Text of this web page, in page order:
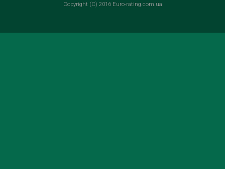
Copyright (C) 2016 Euro-rating.com.ua